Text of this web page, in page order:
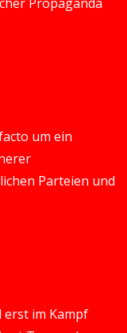
Propaganda
um ein
Parteien und
erst im Kampf